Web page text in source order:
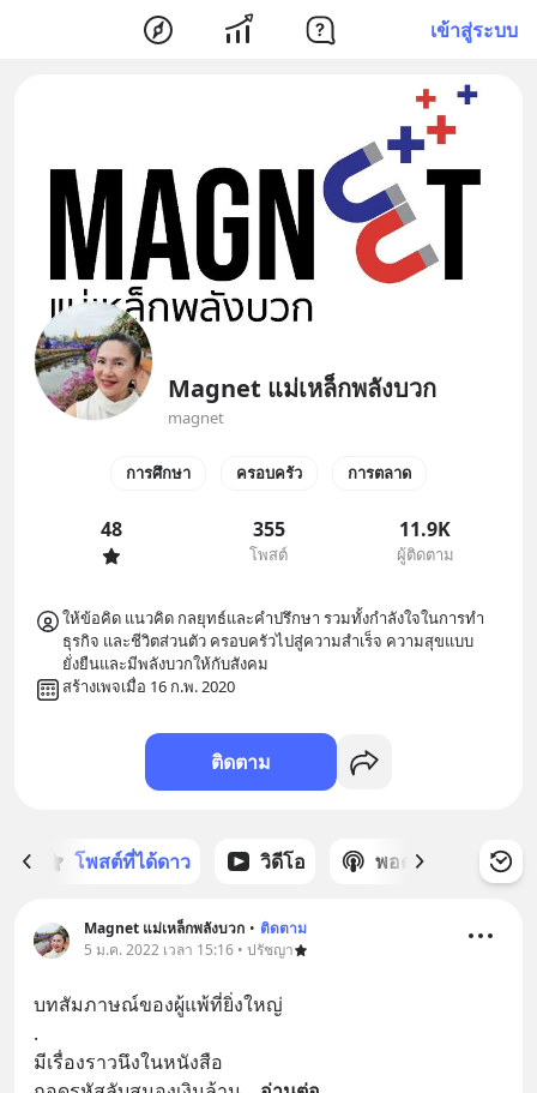
เข้าสู่ระบบ
Magnet แม่เหล็กพลังบวก
magnet
การศึกษา ครอบครัว การตลาด
48 355
โพสต์
11.9K
ผู้ติดตาม
ให้ข้อคิด แนวคิด กลยุทธ์และคำปรึกษา รวมทั้งกำลังใจในการทำ
ธุรกิจ และชีวิตส่วนตัว ครอบครัวไปสู่ความสำเร็จ ความสุขแบบ
ยั่งยืนและมีพลังบวกให้กับสังคม
สร้างเพจเมื่อ 16 ก.พ. 2020
ติดตาม
โพสต์ที่ได้ดาว วิดีโอ พอดแคสต์
Magnet แม่เหล็กพลังบวก • ติดตาม
5 ม.ค. 2022 เวลา 15:16 • ปรัชญา
บทสัมภาษณ์ของผู้แพ้ที่ยิ่งใหญ่
.
มีเรื่องราวนึงในหนังสือ